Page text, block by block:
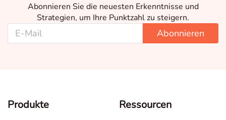
Abonnieren Sie die neuesten Erkenntnisse und
Strategien, um Ihre Punktzahl zu steigern.
Abonnieren
Produkte Ressourcen